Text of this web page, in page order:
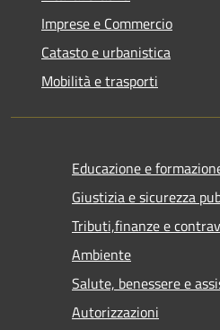
Imprese e Commercio
Catasto e urbanistica
Mobilità e trasporti
Educazione e
Giustizia e sicurezza
Tributi,finanze e
Ambiente
Salute, benessere e
Autorizzazioni